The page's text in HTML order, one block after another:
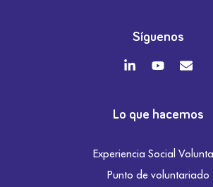
Síguenos
Lo que hacemos
Experiencia Social
Punto de voluntariado